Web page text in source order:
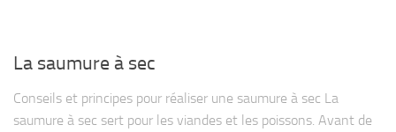
La saumure à sec
Conseils et principes pour réaliser une saumure à sec La
saumure à sec sert pour les viandes et les poissons. Avant de